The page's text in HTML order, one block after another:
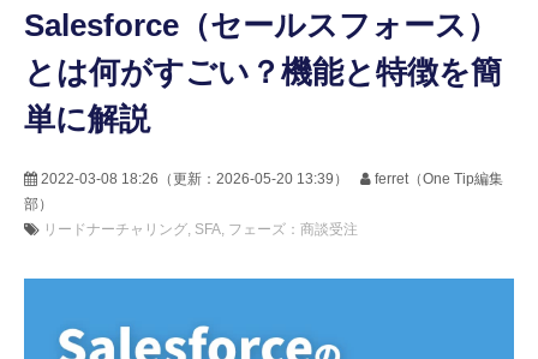
料金プラン
セミナー
Salesforce（セールスフォース）
とは何がすごい？機能と特徴を簡
単に解説
2022-03-08 18:26 （更新： 2026-05-20 13:39 ）
ferret（One Tip編集
部）
リードナーチャリング SFA フェーズ：商談受注